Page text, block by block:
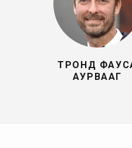
ТРОНД
АУРВААГ